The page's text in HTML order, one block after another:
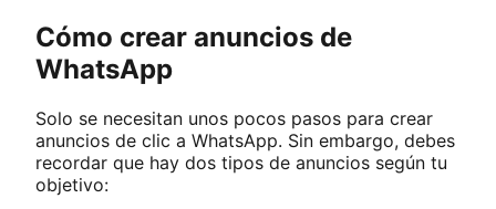
Cómo crear anuncios de
WhatsApp
Solo se necesitan unos pocos pasos para crear
anuncios de clic a WhatsApp. Sin embargo, debes
recordar que hay dos tipos de anuncios según tu
objetivo: